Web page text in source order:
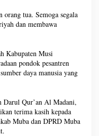
orang tua. Semoga segala
dan membawa
Kabupaten Musi
pondok pesantren
daya manusia yang
Darul Qur’an Al Madani,
terima kasih kepada
Muba dan DPRD Muba